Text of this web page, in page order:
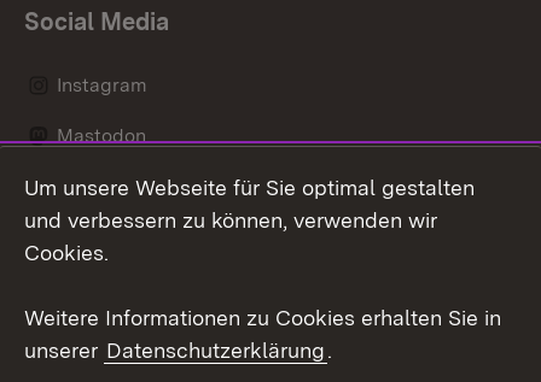
Social Media
Instagram
Mastodon
Messenger
Um unsere Webseite für Sie optimal gestalten
und verbessern zu können, verwenden wir
Cookies.
Weitere Informationen zu Cookies erhalten Sie in
unserer Datenschutzerklärung.